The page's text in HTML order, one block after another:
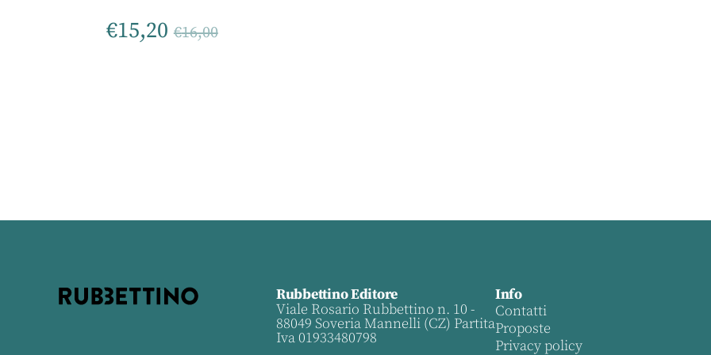
€15,20 €16,00
Rubbettino Editore
Viale Rosario Rubbettino n. 10 -
88049 Soveria Mannelli (CZ) Partita
Iva 01933480798
Info
Contatti
Proposte
Privacy policy